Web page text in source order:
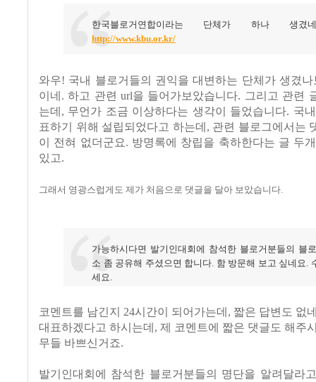
한국블로거연합이라는 단체가 하나 생겼네
http://www.kbu.or.kr/
와우! 국내 블로거들의 권익을 대변하는 단체가 생겼
이네. 하고 관련 url을 들어가보았습니다. 그리고 관련
는데, 무언가 조금 이상하다는 생각이 들었습니다. 국
표하기 위해 설립되었다고 하는데, 관련 블로그에서는
이 전혀 없더군요. 방명록에 창립을 축하한다는 글 두
있고.
그래서 영광스럽게도 제가 처음으로 댓글을 달아 보았습니다.
가능하시다면 발기인대회에 참석한 블로거분들의 블
소 좀 공유해 주셨으면 합니다. 함 방문해 보고 싶네요.
세요.
코멘트를 남긴지 24시간이 되어가는데, 짧은 답변도 없
대표하겠다고 하시는데, 제 코멘트에 짧은 댓글도 해주
무들 바쁘신거죠.
발기인대회에 참석한 블로거분들의 명단을 알려달라